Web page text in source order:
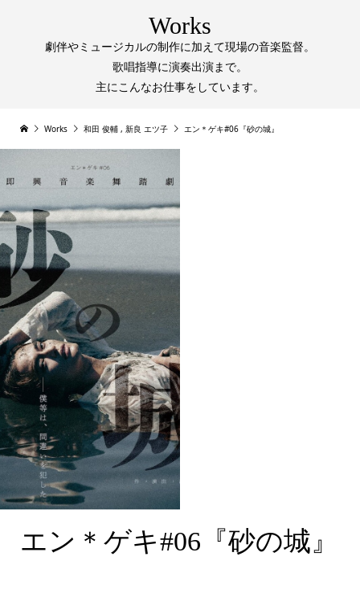
Works
劇伴やミュージカルの制作に加えて現場の音楽監督。
歌唱指導に演奏出演まで。
主にこんなお仕事をしています。
Works 和田 俊輔 , 新良 エツ子 エン＊ゲキ#06『砂の城』
エン＊ゲキ#06『砂の
城』
エン＊ゲキ#06『砂の城』